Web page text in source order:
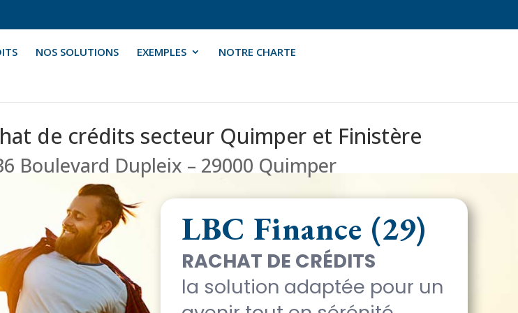
NOS SOLUTIONS EXEMPLES
NOTRE CHARTE
LBC Finance (29)
RACHAT DE CRÉDITS
la solution adaptée pour un
de crédits secteur Quimper et Finistère
Boulevard Dupleix – 29000 Quimper